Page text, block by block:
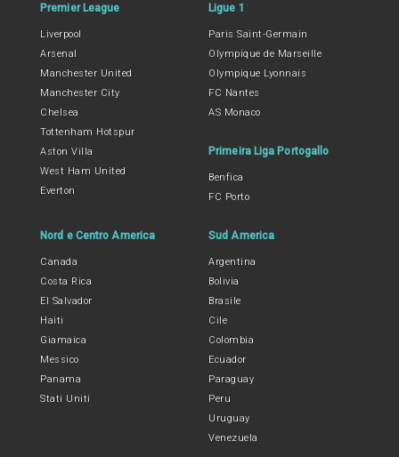
Premier League
Liverpool
Arsenal
Manchester United
Manchester City
Chelsea
Tottenham Hotspur
Aston Villa
West Ham United
Everton
Ligue 1
Paris Saint-Germain
Olympique de Marseille
Olympique Lyonnais
FC Nantes
AS Monaco
Primeira Liga Portogallo
Benfica
FC Porto
Nord e Centro America
Canada
Costa Rica
El Salvador
Haiti
Giamaica
Messico
Panama
Stati Uniti
Sud America
Argentina
Bolivia
Brasile
Cile
Colombia
Ecuador
Paraguay
Peru
Uruguay
Venezuela